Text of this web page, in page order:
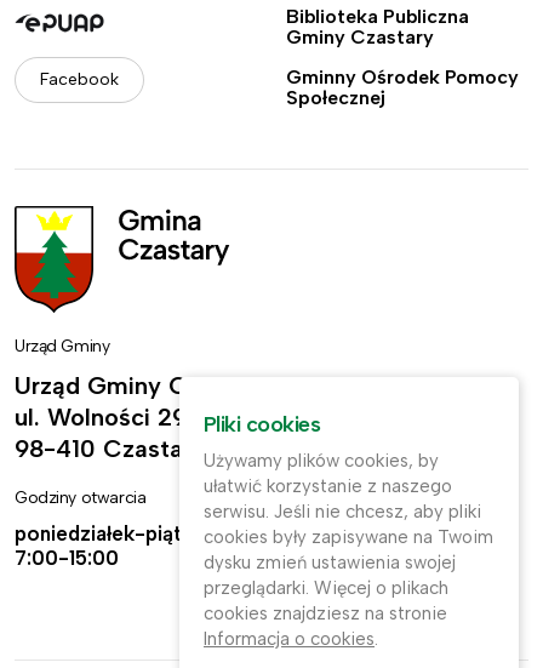
Facebook
Biblioteka Publiczna
Gminy Czastary
Gminny Ośrodek Pomocy
Społecznej
Urząd Gminy
Urząd Gminy Czastary
ul. Wolności 29,
98-410 Czastary
Godziny otwarcia
poniedziałek-piątek:
7:00-15:00
Kontakt
ug@czastary.pl
(62) 784-31-11
(62) 784-31-91
Pliki cookies
Używamy plików cookies, by
ułatwić korzystanie z naszego
serwisu. Jeśli nie chcesz, aby pliki
cookies były zapisywane na Twoim
dysku zmień ustawienia swojej
przeglądarki. Więcej o plikach
cookies znajdziesz na stronie
Informacja o cookies.